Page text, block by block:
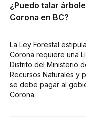
¿Puedo talar
Corona en BC?
La Ley Forestal
Corona requiere una
Distrito del Ministerio
Recursos Naturales y
se debe pagar al
Corona.